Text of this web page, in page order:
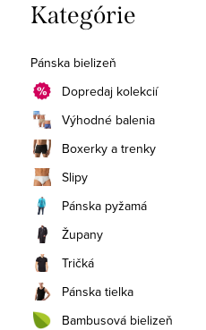
o
č
n
ý
p
a
n
e
l
Preskočiť
kategórie
Kategórie
Pánska bielizeň
Dopredaj kolekcií
Výhodné balenia
Boxerky a trenky
Slipy
Pánska pyžamá
Župany
Tričká
Pánska tielka
Bambusová bielizeň